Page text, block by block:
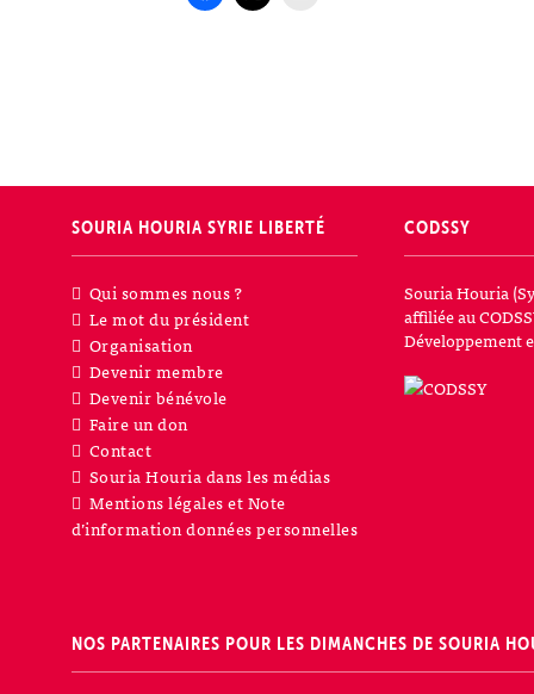
SOURIA HOURIA SYRIE LIBERTÉ
Qui sommes nous ?
Le mot du président
Organisation
Devenir membre
Devenir bénévole
Faire un don
Contact
Souria Houria dans les médias
Mentions légales et Note
d’information données personnelles
CODSSY
Souria Houria
affiliée au
Développement
NOS PARTENAIRES POUR LES DIMANCHES DE SOURIA